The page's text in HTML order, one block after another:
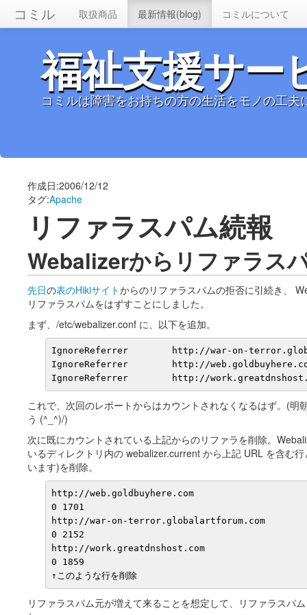
コミル 取扱商品 最新情報(blog) コミルについて
福祉支援サ
コミルは障害をお持ちの方の生活をモノの工
作成日:2006/12/12
タグ:Apache
リファラスパム続報
Webalizerからリファラス
先日の表のHikiサイトからのリファラスパムの拒否に引続き、
リファラスパムをはずすことにしました。
まず、/etc/webalizer.conf に、以下を追加。
IgnoreReferrer        http://war-on-
IgnoreReferrer        http://
IgnoreReferrer        http://
これで、次回のレポートからはカウントされなくなるはず。(明
う (^_^)/)
次に既にカウントされている上記からのリファラを削除。
いるディレクトリ内の webalizer.current から上記 URL を含む
います)を削除。
http://web.goldbuyhere.com
0 1701
http://war-on-terror.globalartforum.com
0 2152
http://work.greatdnshost.com
0 1859
↑このような行を削除
リファラスパム元が増えて来ることを想定して、リファラスパ